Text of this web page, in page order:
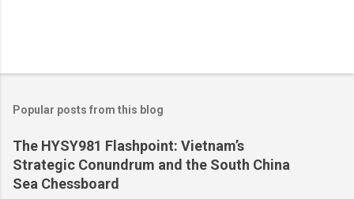
Popular posts from this blog
The HYSY981 Flashpoint: Vietnam’s
Strategic Conundrum and the South China
Sea Chessboard